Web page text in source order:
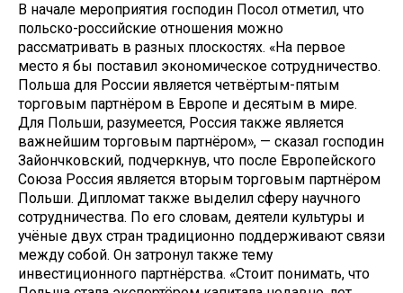
В начале мероприятия господин Посол отметил, что
польско-российские отношения можно
рассматривать в разных плоскостях. «На первое
место я бы поставил экономическое сотрудничество.
Польша для России является четвёртым-пятым
торговым партнёром в Европе и десятым в мире.
Для Польши, разумеется, Россия также является
важнейшим торговым партнёром», — сказал господин
Зайончковский, подчеркнув, что после Европейского
Союза Россия является вторым торговым партнёром
Польши. Дипломат также выделил сферу научного
сотрудничества. По его словам, деятели культуры и
учёные двух стран традиционно поддерживают связи
между собой. Он затронул также тему
инвестиционного партнёрства. «Стоит понимать, что